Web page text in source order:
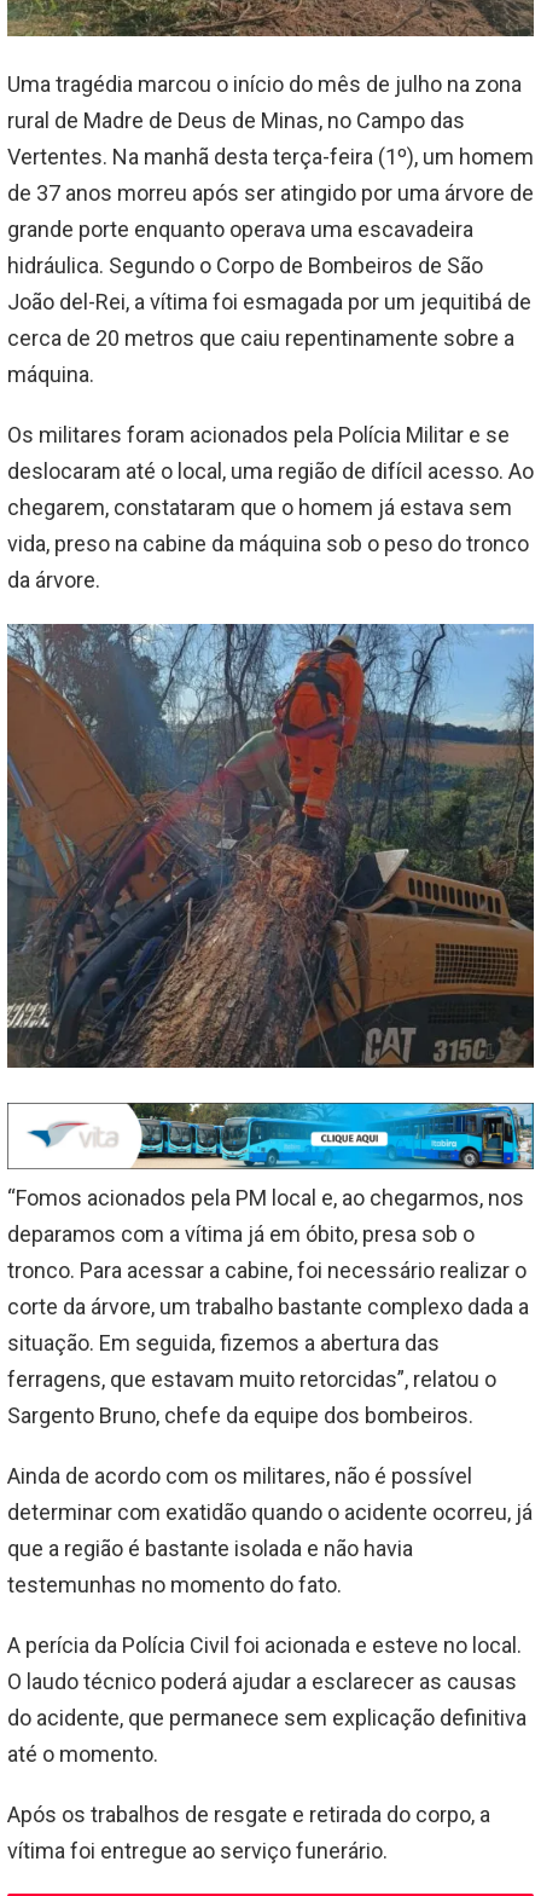
Uma tragédia marcou o início do mês de julho na zona
rural de Madre de Deus de Minas, no Campo das
Vertentes. Na manhã desta terça-feira (1º), um homem
de 37 anos morreu após ser atingido por uma árvore de
grande porte enquanto operava uma escavadeira
hidráulica. Segundo o Corpo de Bombeiros de São
João del-Rei, a vítima foi esmagada por um jequitibá de
cerca de 20 metros que caiu repentinamente sobre a
máquina.
Os militares foram acionados pela Polícia Militar e se
deslocaram até o local, uma região de difícil acesso. Ao
chegarem, constataram que o homem já estava sem
vida, preso na cabine da máquina sob o peso do tronco
da árvore.
“Fomos acionados pela PM local e, ao chegarmos, nos
deparamos com a vítima já em óbito, presa sob o
tronco. Para acessar a cabine, foi necessário realizar o
corte da árvore, um trabalho bastante complexo dada a
situação. Em seguida, fizemos a abertura das
ferragens, que estavam muito retorcidas”, relatou o
Sargento Bruno, chefe da equipe dos bombeiros.
Ainda de acordo com os militares, não é possível
determinar com exatidão quando o acidente ocorreu, já
que a região é bastante isolada e não havia
testemunhas no momento do fato.
A perícia da Polícia Civil foi acionada e esteve no local.
O laudo técnico poderá ajudar a esclarecer as causas
do acidente, que permanece sem explicação definitiva
até o momento.
Após os trabalhos de resgate e retirada do corpo, a
vítima foi entregue ao serviço funerário.